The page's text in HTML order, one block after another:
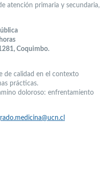
atención primaria y secundaria,
Coquimbo.
de calidad en el contexto
prácticas.
doloroso: enfrentamiento